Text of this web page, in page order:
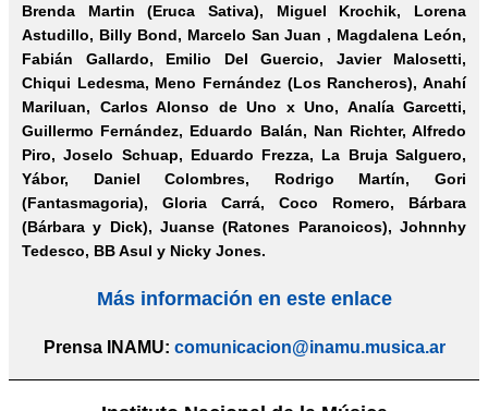
Brenda Martin (Eruca Sativa), Miguel Krochik, Lorena
Astudillo, Billy Bond, Marcelo San Juan , Magdalena León,
Fabián Gallardo, Emilio Del Guercio, Javier Malosetti,
Chiqui Ledesma, Meno Fernández (Los Rancheros), Anahí
Mariluan, Carlos Alonso de Uno x Uno, Analía Garcetti,
Guillermo Fernández, Eduardo Balán, Nan Richter, Alfredo
Piro, Joselo Schuap, Eduardo Frezza, La Bruja Salguero,
Yábor, Daniel Colombres, Rodrigo Martín, Gori
(Fantasmagoria), Gloria Carrá, Coco Romero, Bárbara
(Bárbara y Dick), Juanse (Ratones Paranoicos), Johnnhy
Tedesco, BB Asul y Nicky Jones.
Más información en este enlace
Prensa INAMU: comunicacion@inamu.musica.ar